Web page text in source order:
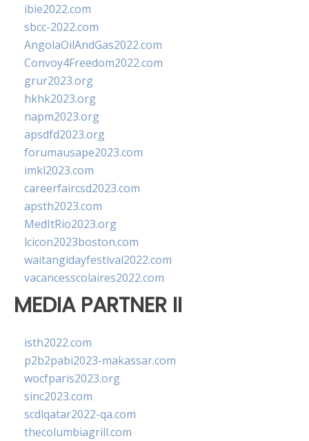
ibie2022.com
sbcc-2022.com
AngolaOilAndGas2022.com
Convoy4Freedom2022.com
grur2023.org
hkhk2023.org
napm2023.org
apsdfd2023.org
forumausape2023.com
imkl2023.com
careerfaircsd2023.com
apsth2023.com
MedItRio2023.org
lcicon2023boston.com
waitangidayfestival2022.com
vacancesscolaires2022.com
MEDIA PARTNER II
isth2022.com
p2b2pabi2023-makassar.com
wocfparis2023.org
sinc2023.com
scdlqatar2022-qa.com
thecolumbiagrill.com